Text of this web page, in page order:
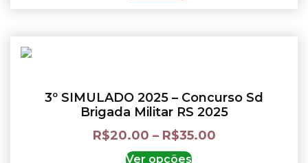
3º SIMULADO 2025 – Concurso Sd
Brigada Militar RS 2025
R$20.00 – R$35.00
Ver opções